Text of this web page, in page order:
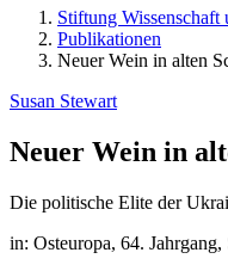
Stiftung
Publikationen
Neuer Wein in alten
Susan Stewart
Neuer Wein in
Die politische Elite der
in: Osteuropa, 64.